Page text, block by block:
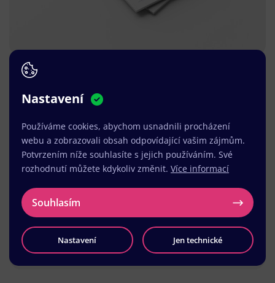
Nastavení
Používáme cookies, abychom usnadnili procházení
webu a zobrazovali obsah odpovídající vašim zájmům.
Potvrzením níže souhlasíte s jejich používáním. Své
rozhodnutí můžete kdykoliv změnit. Více informací
Souhlasím
Nastavení Jen technické